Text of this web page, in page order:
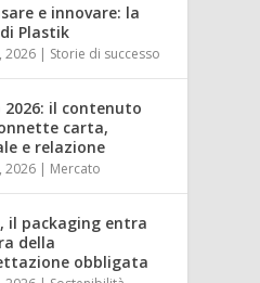
e innovare: la
Plastik
2026 | Storie di successo
2026: il contenuto
carta,
e relazione
2026 | Mercato
il packaging entra
della
obbligata